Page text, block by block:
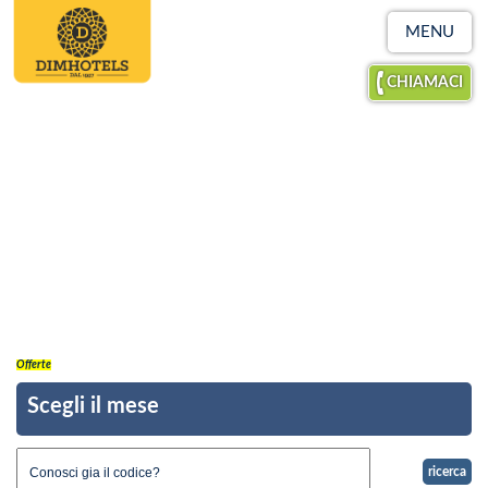
MENU
CHIAMACI
Offerte
Scegli il mese
ricerca